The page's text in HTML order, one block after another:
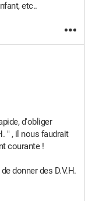
etc..
d'obliger
" , il nous faudrait
courante !
donner des D.V.H.